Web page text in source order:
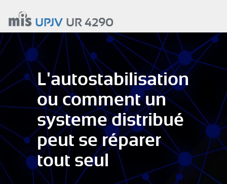
contenu
principal
UPJVUR 4290
L'autostabilisation
ou comment un
systeme distribué
peut se réparer
tout seul